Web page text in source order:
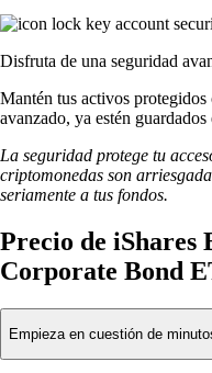
Disfruta de una seguridad
Mantén tus activos
avanzado, ya estén
La seguridad protege tu
criptomonedas son
seriamente a tus fondos.
Precio de iShares
Corporate Bond
Empieza en cuestión de